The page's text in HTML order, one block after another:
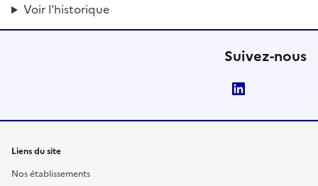
Voir l'historique
Suivez-nous
Liens du site
Nos établissements